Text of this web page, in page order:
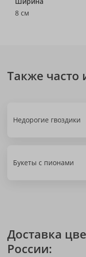
8 см
Также часто
Недорогие гвоздики
Букеты с пионами
Доставка
России: